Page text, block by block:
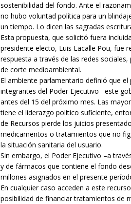
sostenibilidad del fondo. Ante el
no hubo voluntad política para un
un tiempo. Lo dicen las sagradas
Esta propuesta, que solicitó fuera
presidente electo, Luis Lacalle Pou, fue
respuesta a través de las redes
de corte medioambiental.
El ambiente parlamentario definió que
integrantes del Poder Ejecutivo– este
antes del 15 del próximo mes. Las
tiene el liderazgo político suficiente,
de Recursos pierde los juicios
medicamentos o tratamientos que no
la situación sanitaria del usuario.
Sin embargo, el Poder Ejecutivo –a
y de fármacos que contiene el fondo
millones asignados en el presente
En cualquier caso acceden a este
posibilidad de financiar tratamientos de